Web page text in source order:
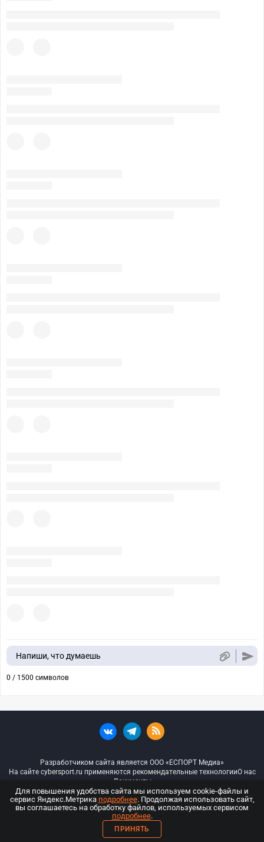
Напиши, что думаешь
0 / 1500 символов
Разработчиком сайта является ООО «ЕСПОРТ Медиа»
На сайте cybersport.ru применяются рекомендательные технологииО нас
Документы
© ООО «Киберспорт.ру» — Все права защищены
18+
ООО «Киберспорт.ру». Свидетельство о регистрации средств массовой
Для повышения удобства сайта мы используем cookie-файлы и
сервис Яндекс.Метрика подробнее. Продолжая использовать сайт,
вы соглашаетесь на обработку файлов, используемых сервисом
подробнее.
ПРИНЯТЬ